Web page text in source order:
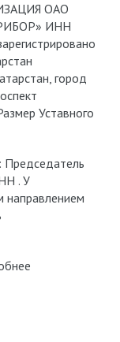
ОАО
ИНН
город
Уставного
Председатель
. У
направлением